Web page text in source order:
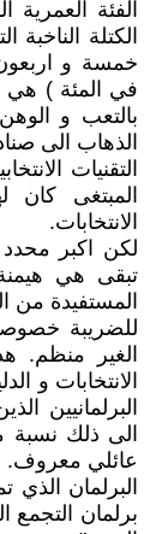
الفئة العمرية
الكتلة
خمسة و اربعون
في المئة ) هي
بالتعب و
الذهاب الى
التقنيات
المبتغى
الانتخابات.
لكن اكبر محدد
تبقى هي هيمنة
المستفيدة من
للضريبة
الغير منظم.
الانتخابات و
البرلمانيين
الى ذلك نسبة
عائلي معروف.
البرلمان
برلمان التجمع